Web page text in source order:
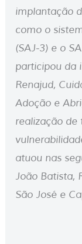
implantação
como o
(SAJ-3) e o
participou da
Renajud,
Adoção e
realização de
atuou nas
João Batista,
São José e